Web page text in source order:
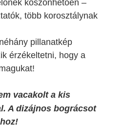
köszönhetően –
több korosztálynak
pillanatkép
érzékeltetni, hogy a
vacakolt a kis
A dizájnos bográcsot